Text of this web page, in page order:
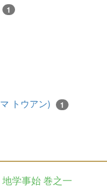
1
トウアン) 1
地学事始 巻之一